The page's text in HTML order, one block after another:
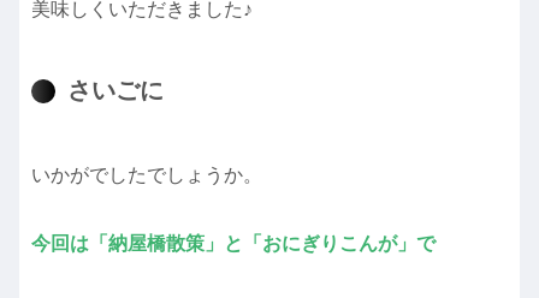
美味しくいただきました♪
さいごに
いかがでしたでしょうか。
今回は「納屋橋散策」と「おにぎりこんが」で